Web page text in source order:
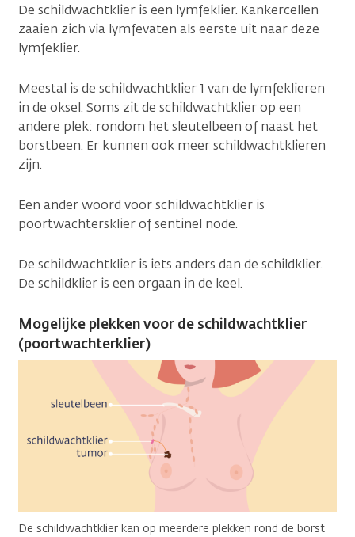
De schildwachtklier is een lymfeklier. Kankercellen
zaaien zich via lymfevaten als eerste uit naar deze
lymfeklier.
Meestal is de schildwachtklier 1 van de lymfeklieren
in de oksel. Soms zit de schildwachtklier op een
andere plek: rondom het sleutelbeen of naast het
borstbeen. Er kunnen ook meer schildwachtklieren
zijn.
Een ander woord voor schildwachtklier is
poortwachtersklier of sentinel node.
De schildwachtklier is iets anders dan de schildklier.
De schildklier is een orgaan in de keel.
Mogelijke plekken voor de schildwachtklier
(poortwachterklier)
De schildwachtklier kan op meerdere plekken rond de borst